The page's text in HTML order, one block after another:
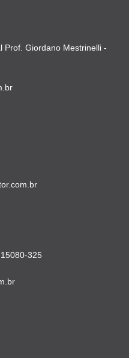
Prof. Giordano Mestrinelli -
325